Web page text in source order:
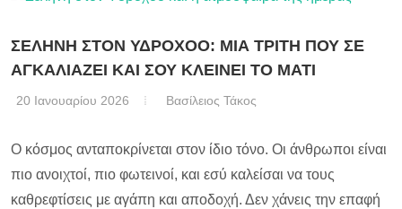
ΣΕΛΗΝΗ ΣΤΟΝ ΥΔΡΟΧΟΟ: ΜΙΑ ΤΡΙΤΗ ΠΟΥ ΣΕ
ΑΓΚΑΛΙΑΖΕΙ ΚΑΙ ΣΟΥ ΚΛΕΙΝΕΙ ΤΟ ΜΑΤΙ
20 Ιανουαρίου 2026 Βασίλειος Τάκος
Ο κόσμος ανταποκρίνεται στον ίδιο τόνο. Οι άνθρωποι είναι
πιο ανοιχτοί, πιο φωτεινοί, και εσύ καλείσαι να τους
καθρεφτίσεις με αγάπη και αποδοχή. Δεν χάνεις την επαφή